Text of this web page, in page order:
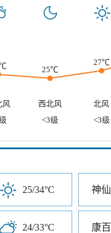
25℃
27℃
风 西北风
北风
<3级 <3级
25/34°C 神
24/33°C 康